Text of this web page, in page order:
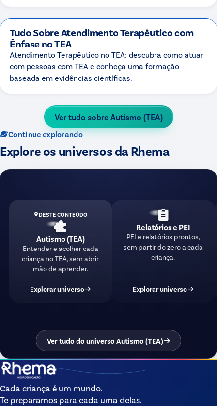
Tudo Sobre Atendimento Terapêutico com
Ênfase no TEA
Atendimento Terapêutico no TEA: descubra como atuar
com pessoas com TEA e conheça uma formação
baseada em evidências científicas.
Ver tudo sobre Autismo (TEA)
Continue explorando
Explore os universos da Rhema
DESTE CONTEÚDO
Autismo (TEA)
Entender e acolher cada
criança no TEA, sem abrir
mão de aprender.
Explorar universo
Relatórios e PEI
PEI e relatórios prontos,
sem partir do zero a cada
criança.
Explorar universo
Ver tudo do universo Autismo (TEA)
Cada criança é um mundo.
Te preparamos para cada uma delas.